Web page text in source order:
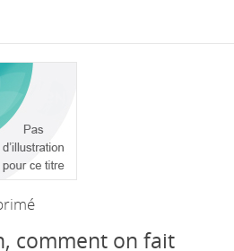
comment on fait